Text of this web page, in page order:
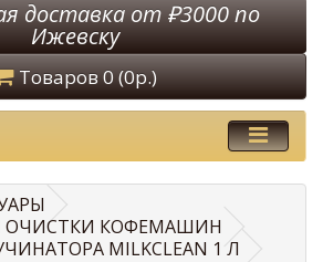
доставка от ₽3000 по
Ижевску
Товаров 0 (0р.)
ОЧИСТКИ КОФЕМАШИН
MILKCLEAN 1 Л